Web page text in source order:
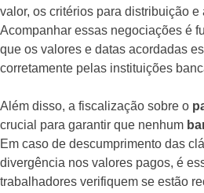
valor, os critérios para distribuição e
Acompanhar essas negociações é
que os valores e datas acordadas
corretamente pelas instituições
Além disso, a fiscalização sobre o
crucial para garantir que nenhum
Em caso de descumprimento das
divergência nos valores pagos, é
trabalhadores verifiquem se estão